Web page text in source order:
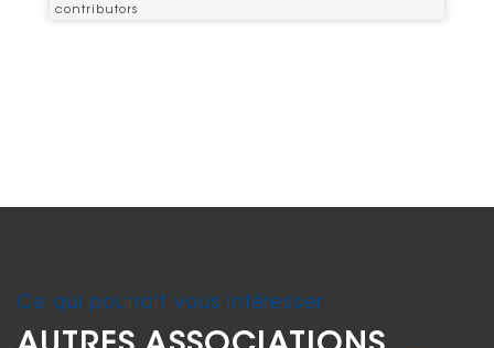
contributors
Ce qui pourrait vous intéresser